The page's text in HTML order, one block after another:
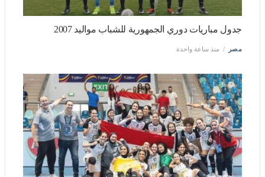
جدول مباريات دوري الجمهورية للشباب مواليد 2007
مصر منذ ساعة واحدة